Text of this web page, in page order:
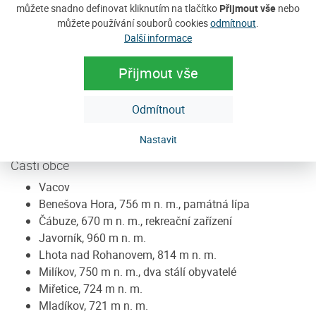
můžete snadno definovat kliknutím na tlačítko Přijmout vše nebo
můžete používání souborů cookiesodmítnout
Další informace
Přijmout vše
Odmítnout
Nastavit
Nepomuckého u kostela z 18. století. Pod kostelem se
nachází původně řemeslnická ulice Starka. Nad místní
částí Javorník stojí Klostermannova rozhledna.
nachází též tradiční výroba dřevěných hraček. V obci je
ordinace praktického lékaře a lékárna.
Části obce
Vacov
Benešova Hora, 756 m n. m., památná lípa
Čábuze, 670 m n. m., rekreační zařízení
Javorník, 960 m n. m.
Lhota nad Rohanovem, 814 m n. m.
Milíkov, 750 m n. m., dva stálí obyvatelé
Miřetice, 724 m n. m.
Mladíkov, 721 m n. m.